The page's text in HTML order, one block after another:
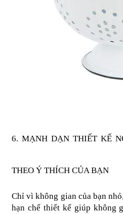
6. MẠNH DẠN THIẾT KẾ
THEO Ý THÍCH CỦA BẠN
Chỉ vì không gian của bạn
hạn chế thiết kế giúp không